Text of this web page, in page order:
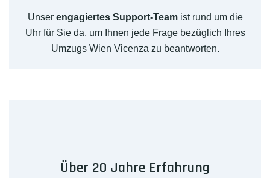
Unser engagiertes Support-Teamist rund um die
Uhr für Sie da, um Ihnen jede Frage bezüglich Ihres
Umzugs Wien Vicenza zu beantworten.
Über 20 Jahre Erfahrung